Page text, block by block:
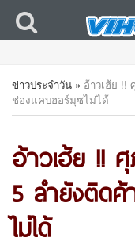
ข่าวประจำวัน » อ้าวเฮ้ย !!
ช่องแคบฮอร์มุซไม่ได้
อ้าวเฮ้ย !!
5 ลำยังติดค้
ไม่ได้